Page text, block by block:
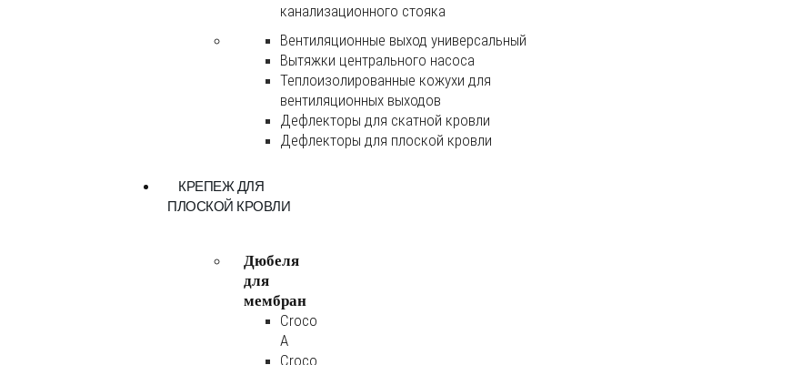
канализационного стояка
Вентиляционные выход универсальный
Вытяжки центрального насоса
Теплоизолированные кожухи для
вентиляционных выходов
Дефлекторы для скатной кровли
Дефлекторы для плоской кровли
КРЕПЕЖ ДЛЯ
ПЛОСКОЙ КРОВЛИ
Дюбеля
для
мембран
Croco
A
Croco